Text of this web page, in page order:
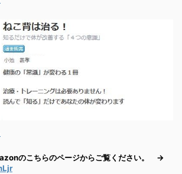
のこちらのページからご覧ください。 →